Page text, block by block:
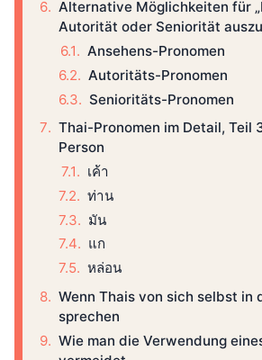
Alternative Möglichkeiten für
Autorität oder Seniorität
Ansehens-Pronomen
Autoritäts-Pronomen
Senioritäts-Pronomen
Thai-Pronomen im Detail, Teil
Person
เค้า
ท่าน
มัน
แก
หล่อน
Wenn Thais von sich selbst in
sprechen
Wie man die Verwendung